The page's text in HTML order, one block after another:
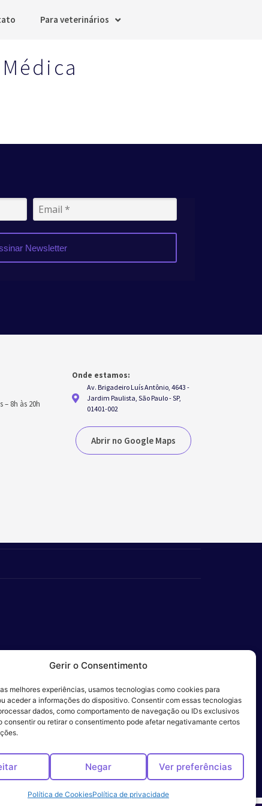
Gerir o Consentimento
melhores experiências, usamos tecnologias como cookies para
aceder a informações do dispositivo. Consentir com essas tecnologias
dados, como comportamento de navegação ou IDs exclusivos
consentir ou retirar o consentimento pode afetar negativamante certos
Negar Ver preferências
Política de CookiesPolítica de privacidade
Para veterinários
Médica
Newsletter
– 8h às 20h
Onde estamos:
Av. Brigadeiro Luís Antônio, 4643 -
Jardim Paulista, São Paulo - SP,
01401-002
Abrir no Google Maps